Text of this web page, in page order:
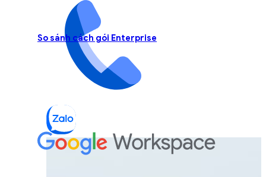
So sánh cách gói Enterprise